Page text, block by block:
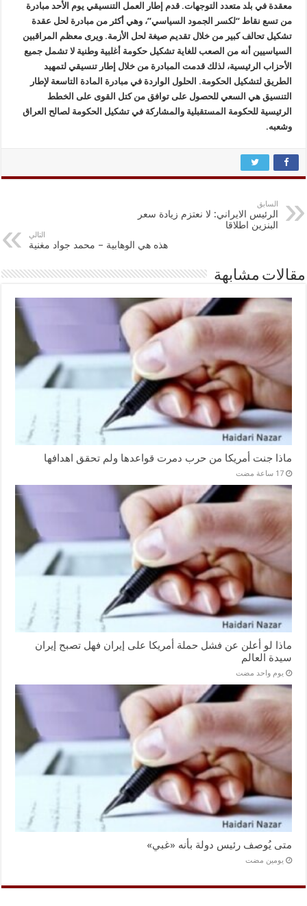
معقدة في بلد متعدد التوجهات. قدم إطار العمل التنسيقي يوم الأحد مبادرة
من تسع نقاط “لكسر الجمود السياسي”، وهي أكثر من مبادرة لحل عقدة
تشكيل تحالف كبير من خلال تقديم صيغة لحل الأزمة. ويرى معظم المراقبين
السياسيين أنه من الصعب للغاية تشكيل حكومة أغلبية وطنية لا تشمل جميع
الأحزاب الرئيسية، لذلك قدمت المبادرة من خلال إطار تنسيقي لتمهيد
الطريق لتشكيل الحكومة. الحلول الواردة في مبادرة المادة التاسعة لإطار
التنسيق هي السعي للحصول على توافق من كتل القوى على الخطط
الرئيسية للحكومة المستقبلية والمشاركة في تشكيل الحكومة لصالح العراق
وشعبه.
السابق
الرئيس الايراني: لا نعتزم زيادة سعر
البنزين اطلاقا
التالي
هذه هي الوهابية – محمد جواد مغنية
مقالات مشابهة
ماذا جنت أمريكا من حرب دمرت قواعدها ولم تحقق اهدافها
‏17 ساعة مضت
ماذا لو أعلن عن فشل حملة أمريكا على إيران فهل تصبح إيران
سيدة العالم
‏يوم واحد مضت
متى يُوصف رئيس دولة بأنه «غبي»
‏يومين مضت